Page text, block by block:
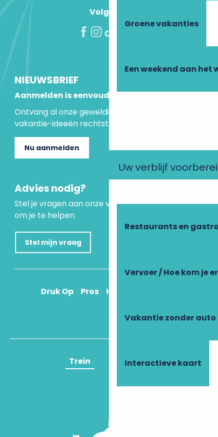
Groene vakanties
Een weekend aan het
Uw verblijf
Restaurants en
Vervoer / Hoe kom je
Vakantie zonder auto
Interactieve kaart
Volg ons!
NIEUWSBRIEF
Aanmelden is eenvoudig
Ontvang al onze geweldige aanbiedingen en
vakantie-ideeën rechtstreeks in je inbox.
Nu aanmelden
Advies nodig?
Stel je vragen aan onze virtuele assistent, die er is
om je te helpen.
Stel mijn vraag
Druk Op Pros Hoe kom ik daar?
Trein Vliegtuig